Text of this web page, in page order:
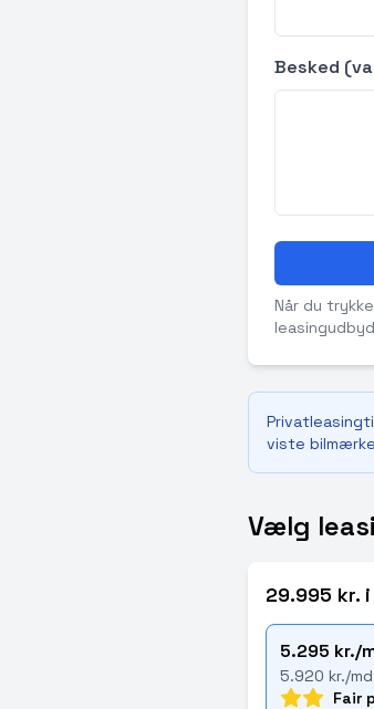
Besked
Når du
viste
Vælg
29.995 kr.
5.295 kr./
5.920 kr./
Fair